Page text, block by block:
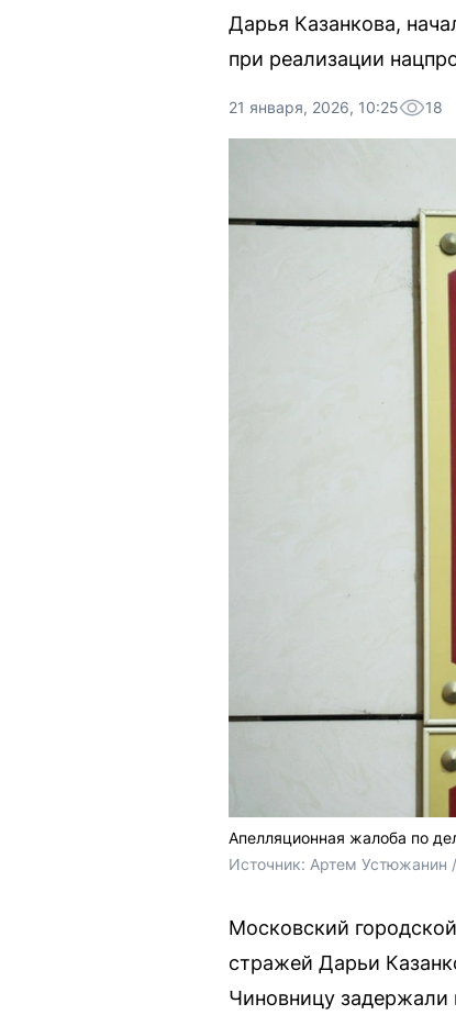
Дарья Казанкова,
при реализации
21 января, 2026, 10:25 18
Апелляционная жалоба по
Источник: Артем Устюжанин /
Московский
стражей Дарьи
Чиновницу задержали